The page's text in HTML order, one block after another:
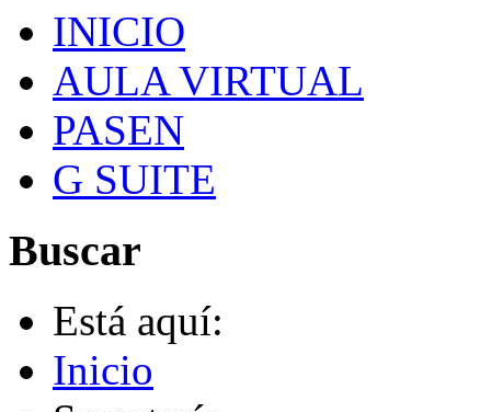
INICIO
AULA VIRTUAL
PASEN
G SUITE
Buscar
Está aquí:
Inicio